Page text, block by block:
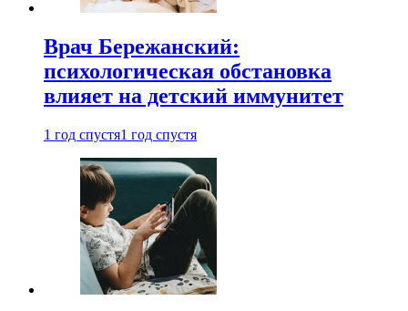
Врач Бережанский:
психологическая обстановка
влияет на детский иммунитет
1 год спустя1 год спустя